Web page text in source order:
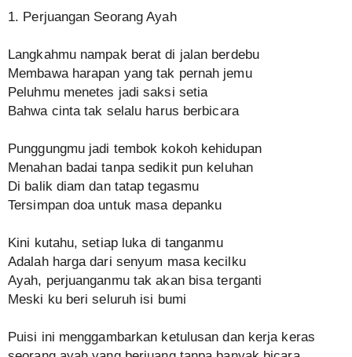
1. Perjuangan Seorang Ayah
Langkahmu nampak berat di jalan berdebu
Membawa harapan yang tak pernah jemu
Peluhmu menetes jadi saksi setia
Bahwa cinta tak selalu harus berbicara
Punggungmu jadi tembok kokoh kehidupan
Menahan badai tanpa sedikit pun keluhan
Di balik diam dan tatap tegasmu
Tersimpan doa untuk masa depanku
Kini kutahu, setiap luka di tanganmu
Adalah harga dari senyum masa kecilku
Ayah, perjuanganmu tak akan bisa terganti
Meski ku beri seluruh isi bumi
Puisi ini menggambarkan ketulusan dan kerja keras